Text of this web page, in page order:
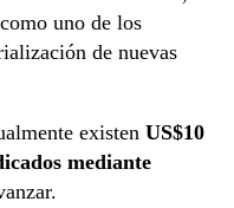
uno de los
de nuevas
existen US$10
mediante